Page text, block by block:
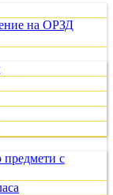
на ОРЗД
предмети с